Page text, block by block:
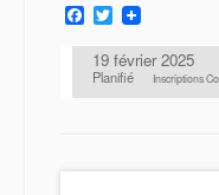
F
a
e
b
T
w
i
t
t
19 février 2025
Planifié Inscriptions